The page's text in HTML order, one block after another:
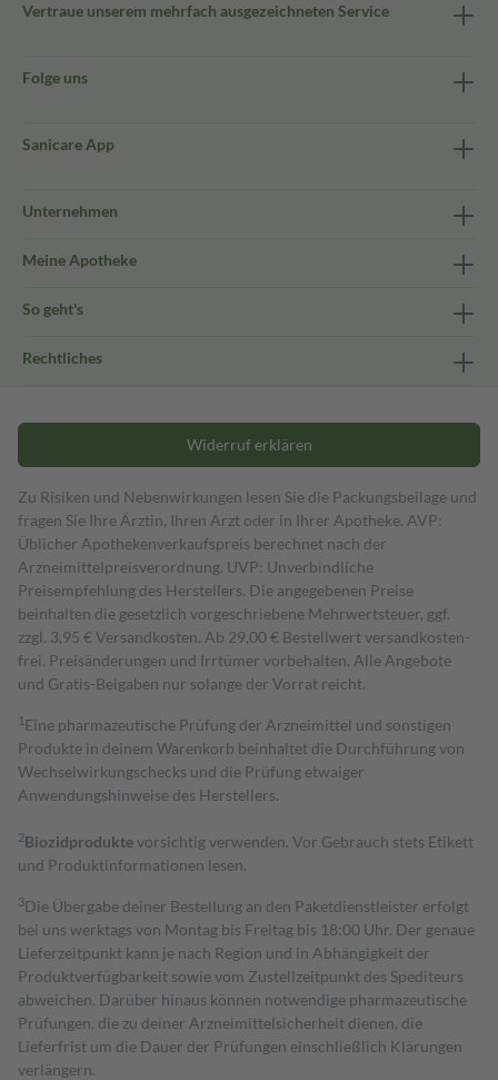
Vertraue unserem mehrfach ausgezeichneten Service
Folge uns
Sanicare App
Unternehmen
Meine Apotheke
So geht's
Rechtliches
Widerruf erklären
Zu Risiken und Nebenwirkungen lesen Sie die Packungsbeilage und
fragen Sie Ihre Ärztin, Ihren Arzt oder in Ihrer Apotheke. AVP:
Üblicher Apothekenverkaufspreis berechnet nach der
Arzneimittelpreisverordnung. UVP: Unverbindliche
Preisempfehlung des Herstellers. Die angegebenen Preise
beinhalten die gesetzlich vorgeschriebene Mehrwertsteuer, ggf.
zzgl. 3,95 € Versandkosten. Ab 29,00 € Bestell­wert versand­kosten­
frei. Preisänderungen und Irrtümer vorbehalten. Alle Angebote
und Gratis-Beigaben nur solange der Vorrat reicht.
1 Eine pharmazeutische Prüfung der Arzneimittel und sonstigen
Produkte in deinem Warenkorb beinhaltet die Durchführung von
Wechselwirkungschecks und die Prüfung etwaiger
Anwendungshinweise des Herstellers.
2Biozidproduktevorsichtig verwenden. Vor Gebrauch stets Etikett
und Produktinformationen lesen.
3Die Übergabe deiner Bestellung an den Paketdienstleister erfolgt
bei uns werktags von Montag bis Freitag bis 18:00 Uhr. Der genaue
Lieferzeitpunkt kann je nach Region und in Abhängigkeit der
Produktverfügbarkeit sowie vom Zustellzeitpunkt des Spediteurs
abweichen. Darüber hinaus können notwendige pharmazeutische
Prüfungen, die zu deiner Arzneimittelsicherheit dienen, die
Lieferfrist um die Dauer der Prüfungen einschließlich Klärungen
verlängern.